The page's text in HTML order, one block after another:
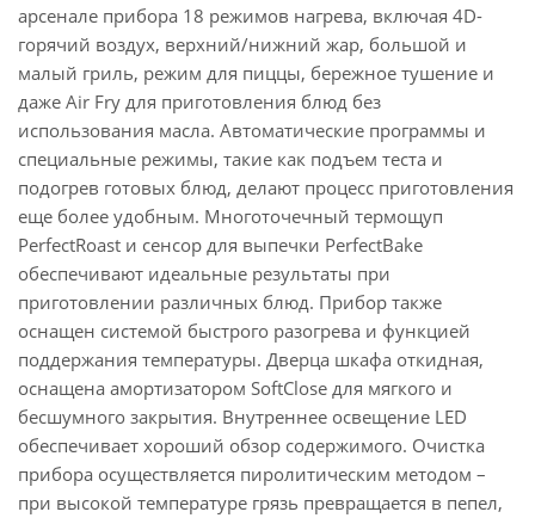
арсенале прибора 18 режимов нагрева, включая 4D-
горячий воздух, верхний/нижний жар, большой и
малый гриль, режим для пиццы, бережное тушение и
даже Air Fry для приготовления блюд без
использования масла. Автоматические программы и
специальные режимы, такие как подъем теста и
подогрев готовых блюд, делают процесс приготовления
еще более удобным. Многоточечный термощуп
PerfectRoast и сенсор для выпечки PerfectBake
обеспечивают идеальные результаты при
приготовлении различных блюд. Прибор также
оснащен системой быстрого разогрева и функцией
поддержания температуры. Дверца шкафа откидная,
оснащена амортизатором SoftClose для мягкого и
бесшумного закрытия. Внутреннее освещение LED
обеспечивает хороший обзор содержимого. Очистка
прибора осуществляется пиролитическим методом –
при высокой температуре грязь превращается в пепел,